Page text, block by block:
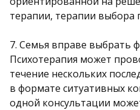
терапии, терапии выбора
7. Семья вправе выбрать
Психотерапия может
течение нескольких
в формате ситуативных
одной консультации